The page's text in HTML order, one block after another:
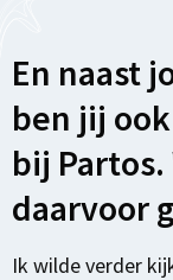
En naast
ben jij
bij
daarvoor
Ik wilde verder